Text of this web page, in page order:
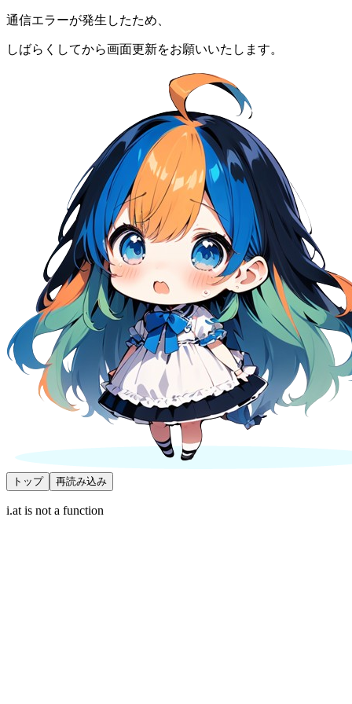
通信エラーが発生したため、
しばらくしてから画面更新をお願いいたします。
トップ 再読み込み
i.at is not a function